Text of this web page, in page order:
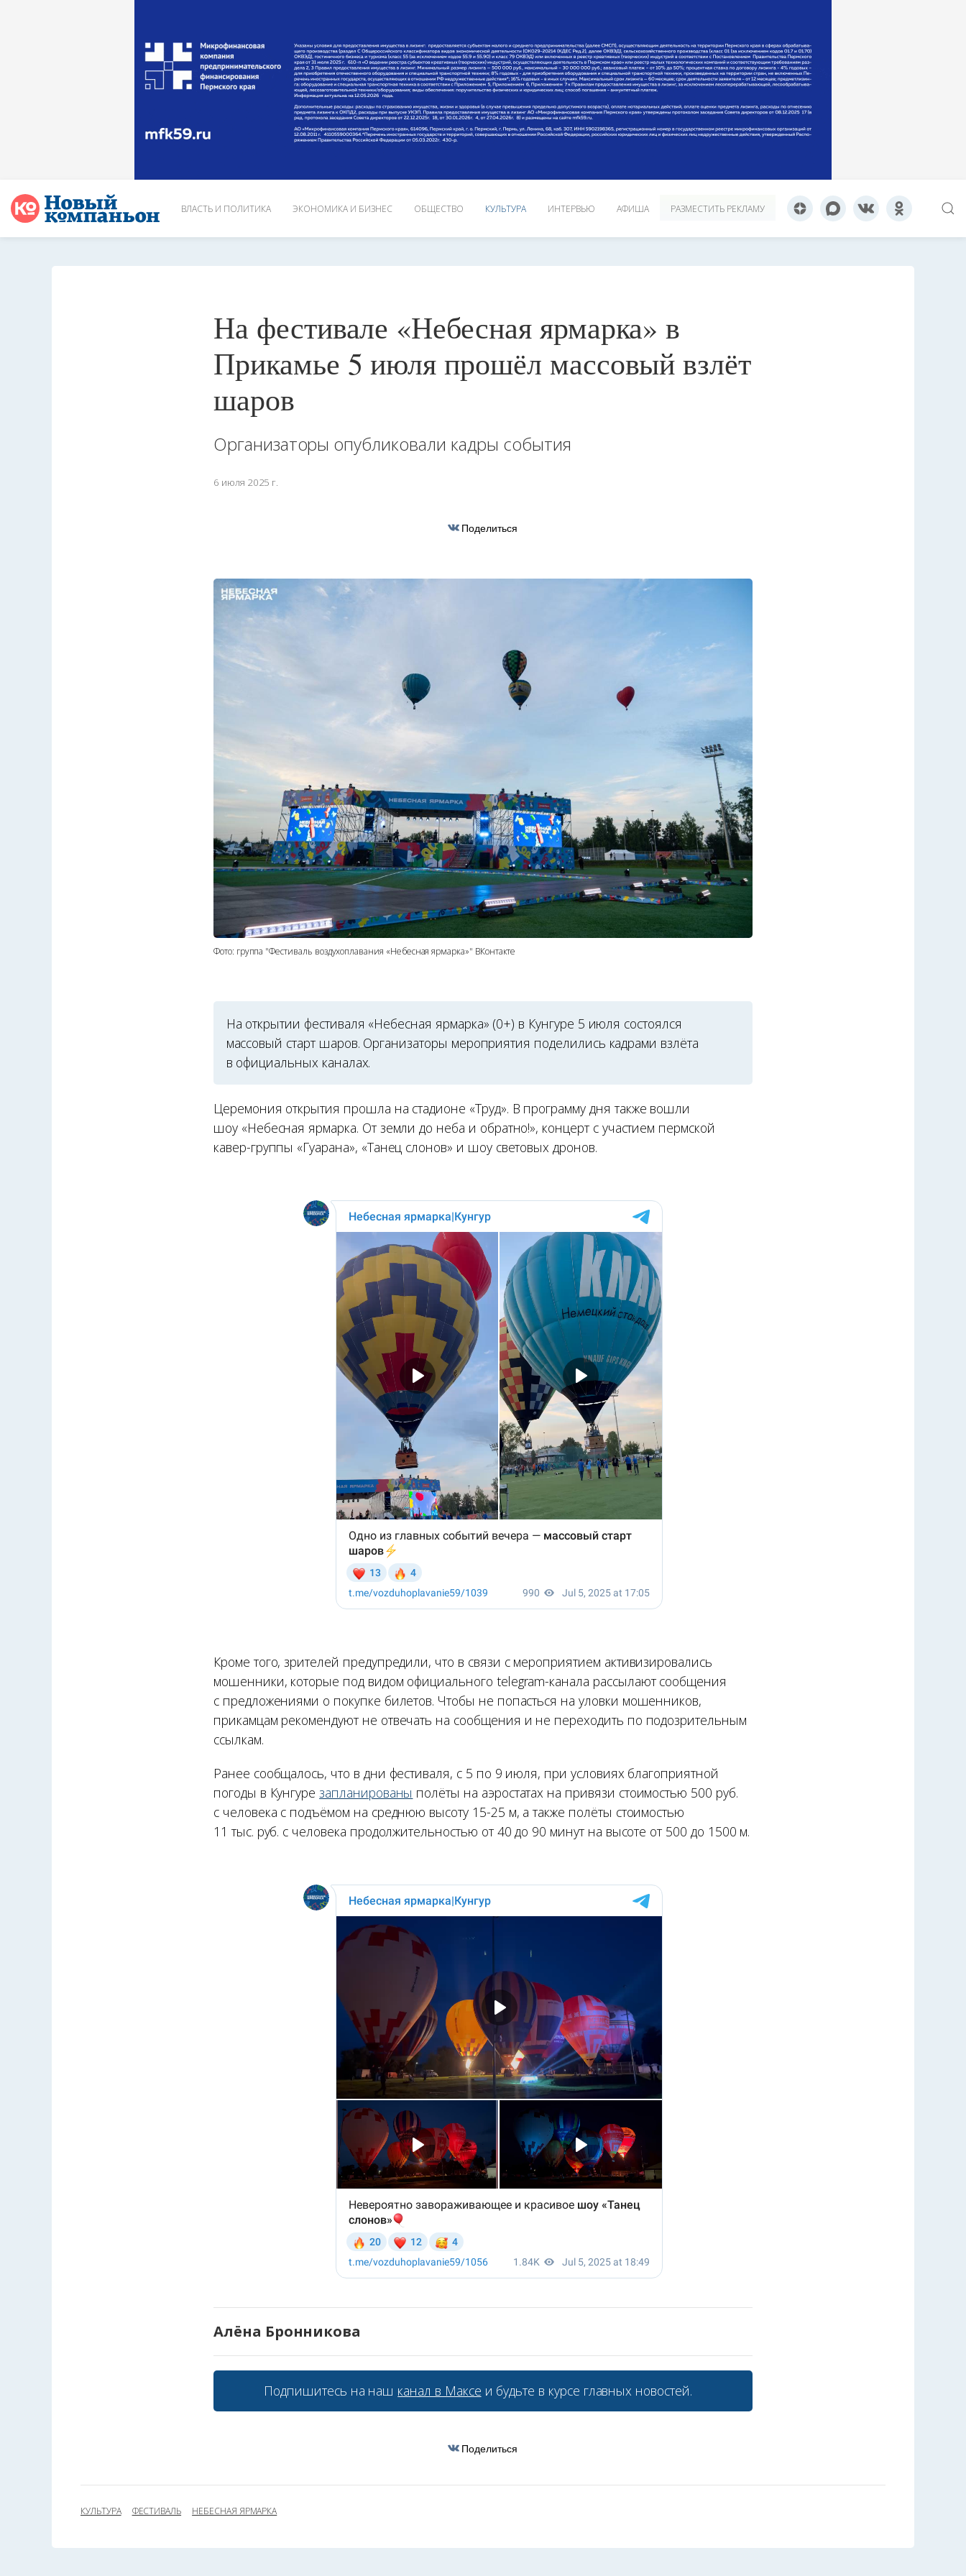
ВЛАСТЬ И ПОЛИТИКА ЭКОНОМИКА И БИЗНЕС ОБЩЕСТВО КУЛЬТУРА ИНТЕРВЬЮ АФИША РАЗМЕСТИТЬ РЕКЛАМУ
На фестивале «Небесная ярмарка» в
Прикамье 5 июля прошёл массовый взлёт
шаров
Организаторы опубликовали кадры события
6 июля 2025 г.
Поделиться
Фото: группа "Фестиваль воздухоплавания «Небесная ярмарка»" ВКонтакте
На открытии фестиваля «Небесная ярмарка» (0+) в Кунгуре 5 июля состоялся
массовый старт шаров. Организаторы мероприятия поделились кадрами взлёта
в официальных каналах.
Церемония открытия прошла на стадионе «Труд». В программу дня также вошли
шоу «Небесная ярмарка. От земли до неба и обратно!», концерт с участием пермской
кавер-группы «Гуарана», «Танец слонов» и шоу световых дронов.
Кроме того, зрителей предупредили, что в связи с мероприятием активизировались
мошенники, которые под видом официального telegram-канала рассылают сообщения
с предложениями о покупке билетов. Чтобы не попасться на уловки мошенников,
прикамцам рекомендуют не отвечать на сообщения и не переходить по подозрительным
ссылкам.
Ранее сообщалось, что в дни фестиваля, с 5 по 9 июля, при условиях благоприятной
погоды в Кунгурезапланированы полёты на аэростатах на привязи стоимостью 500 руб.
с человека с подъёмом на среднюю высоту 15-25 м, а также полёты стоимостью
11 тыс. руб. с человека продолжительностью от 40 до 90 минут на высоте от 500 до 1500 м.
Алёна Бронникова
Подпишитесь на наш канал в Максе и будьте в курсе главных новостей.
Поделиться
КУЛЬТУРА ФЕСТИВАЛЬ НЕБЕСНАЯ ЯРМАРКА